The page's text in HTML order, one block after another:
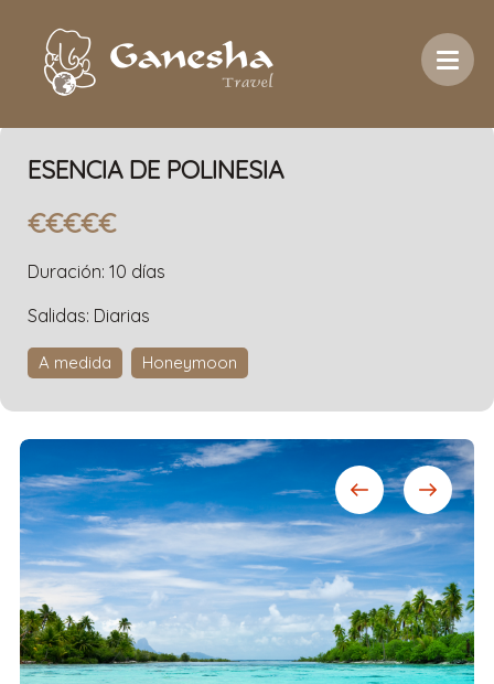
Inicio / Temática / Honeymoon
Esencia de
Polinesia
ESENCIA DE POLINESIA
€€€€€
Duración: 10 días
Salidas: Diarias
A medida Honeymoon